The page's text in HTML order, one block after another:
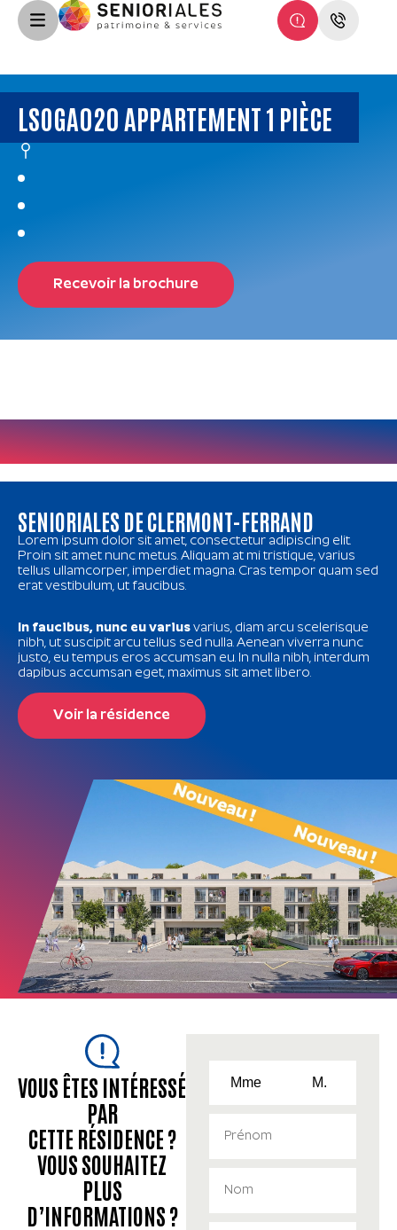
LSOGA020 APPARTEMENT 1 PIÈCE
Recevoir la brochure
SENIORIALES DE CLERMONT-FERRAND
Lorem ipsum dolor sit amet, consectetur adipiscing elit.
Proin sit amet nunc metus. Aliquam at mi tristique, varius
tellus ullamcorper, imperdiet magna. Cras tempor quam sed
erat vestibulum, ut faucibus.
In faucibus, nunc eu varius varius, diam arcu scelerisque
nibh, ut suscipit arcu tellus sed nulla. Aenean viverra nunc
justo, eu tempus eros accumsan eu. In nulla nibh, interdum
dapibus accumsan eget, maximus sit amet libero.
Voir la résidence
VOUS ÊTES INTÉRESSÉ
PAR
CETTE RÉSIDENCE ?
VOUS SOUHAITEZ
PLUS
D’INFORMATIONS ?
Mme M.